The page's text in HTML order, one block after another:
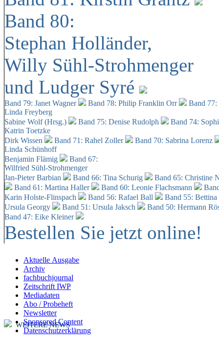
Band 80:
Stephan Holländer,
Willy Sühl-Strohmenger
und Ludger Syré
Band 79: Janet Wagner Band 78: Philip Franklin Orr
Band
Linda Freyberg
Sabine Wolf (Hrsg.)
Band 75: Denise Rudolph
Band 74:
Katrin Toetzke
Dirk Wissen
Band 71: Rahel Zoller
Band 70: Sabrina Lorenz
Linda Schünhoff
Benjamin Flämig
Band 67:
Wilfried Sühl-Strohmenger
Jan-Pieter Barbian
Band 66: Tina Schurig
Band 65: Christine
Band 61: Martina Haller
Band 60: Leonie Flachsmann
Karin Holste-Flinspach
Band 56: Rafael Ball
Band 55:
Ursula Georgy
Band 51: Ursula Jaksch Band 50: Hermann
Band 47: Eike Kleiner
Bestellen Sie jetzt online!
Aktuelle Ausgabe
Archiv
fachbuchjournal
Zeitschrift IWP
Mediadaten
Abo / Probeheft
Newsletter
Sponsored Content
Datenschutzerklärung
WEITERE NEWS